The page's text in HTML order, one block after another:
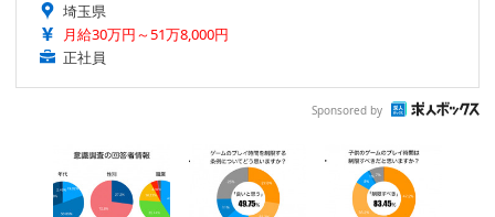
埼玉県
月給30万円～51万8,000円
正社員
Sponsored by